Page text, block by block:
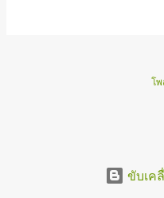
โพ
ขับเค